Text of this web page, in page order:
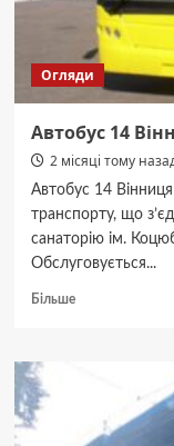
біля
води
Огляди
Автобус 14
2 місяці тому
Автобус 14
транспорту, що
санаторію ім.
Обслуговується...
БільшеДокладніше
розклад